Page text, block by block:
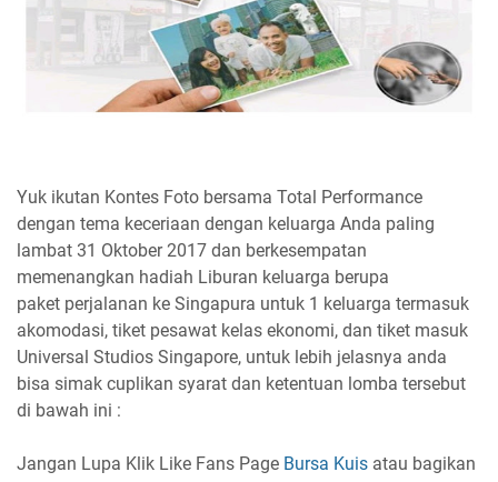
Yuk ikutan Kontes Foto bersama Total Performance
dengan tema keceriaan dengan keluarga Anda paling
lambat 31 Oktober 2017 dan berkesempatan
memenangkan hadiah Liburan keluarga berupa
paket perjalanan ke Singapura untuk 1 keluarga termasuk
akomodasi, tiket pesawat kelas ekonomi, dan tiket masuk
Universal Studios Singapore, untuk lebih jelasnya anda
bisa simak cuplikan syarat dan ketentuan lomba tersebut
di bawah ini :
Jangan Lupa Klik Like Fans Page Bursa Kuis atau bagikan